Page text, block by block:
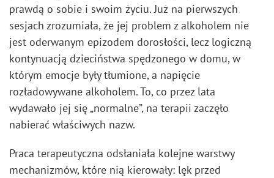
prawdą o sobie i swoim życiu. Już na pierwszych
sesjach zrozumiała, że jej problem z alkoholem nie
jest oderwanym epizodem dorosłości, lecz logiczną
kontynuacją dzieciństwa spędzonego w domu, w
którym emocje były tłumione, a napięcie
rozładowywane alkoholem. To, co przez lata
wydawało jej się „normalne”, na terapii zaczęło
nabierać właściwych nazw.
Praca terapeutyczna odsłaniała kolejne warstwy
mechanizmów, które nią kierowały: lęk przed